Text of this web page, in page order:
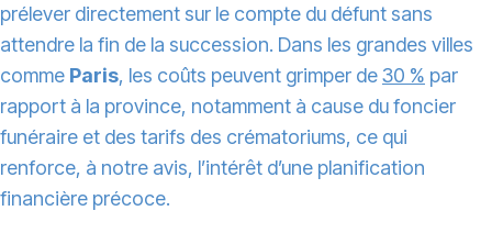
prélever directement sur le compte du défunt sans
attendre la fin de la succession. Dans les grandes villes
comme Paris, les coûts peuvent grimper de30 % par
rapport à la province, notamment à cause du foncier
funéraire et des tarifs des crématoriums, ce qui
renforce, à notre avis, l’intérêt d’une planification
financière précoce.